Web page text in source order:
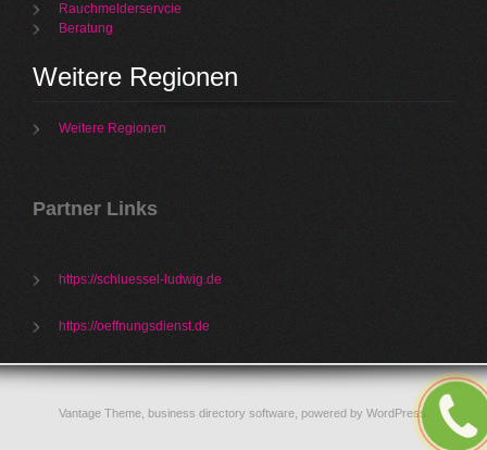
Rauchmelderservcie
Beratung
Weitere Regionen
Weitere Regionen
Partner Links
https://schluessel-ludwig.de
https://oeffnungsdienst.de
Vantage Theme, business directory software, powered by WordPress